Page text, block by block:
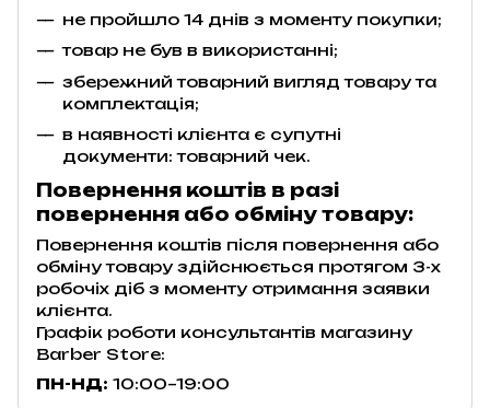
не пройшло 14 днів з моменту покупки;
товар не був в використанні;
збережний товарний вигляд товару та
комплектація;
в наявності клієнта є супутні
документи: товарний чек.
Повернення коштів в разі
повернення або обміну товару:
Повернення коштів після повернення або
обміну товару здійснюється протягом 3-х
робочіх діб з моменту отримання заявки
клієнта.
Графік роботи консультантів магазину
Barber Store:
ПН-НД: 10:00–19:00